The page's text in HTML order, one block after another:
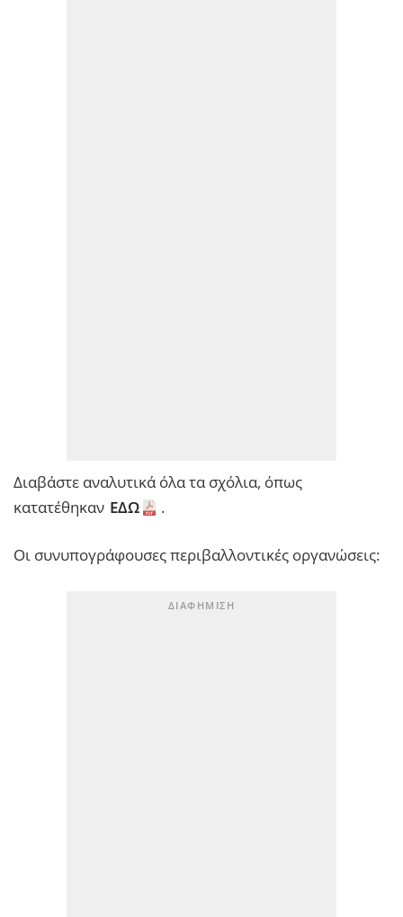
Διαβάστε αναλυτικά όλα τα σχόλια, όπως
κατατέθηκαν ΕΔΩ .
Οι συνυπογράφουσες περιβαλλοντικές οργανώσεις: